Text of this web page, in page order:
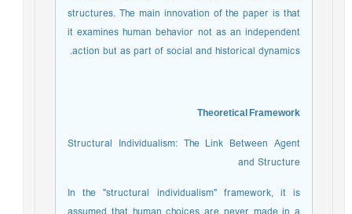
structures. The main innovation of the paper is that
it examines human behavior not as an independent
action but as part of social and historical dynamics.
Theoretical Framework
Structural Individualism: The Link Between Agent
and Structure
In the "structural individualism" framework, it is